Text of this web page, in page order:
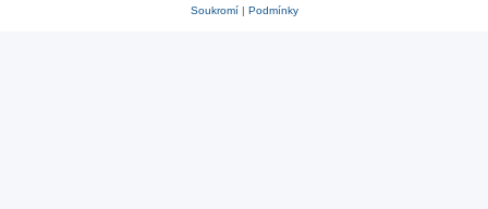
Soukromí| Podmínky